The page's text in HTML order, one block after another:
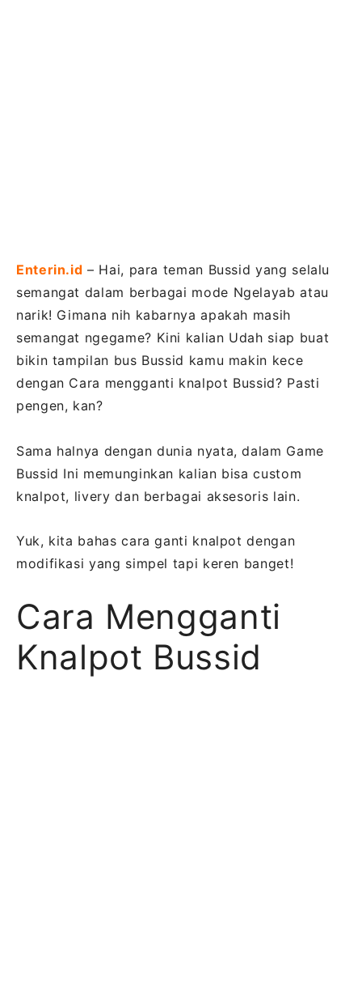
Enterin.id – Hai, para teman Bussid yang selalu
semangat dalam berbagai mode Ngelayab atau
narik! Gimana nih kabarnya apakah masih
semangat ngegame? Kini kalian Udah siap buat
bikin tampilan bus Bussid kamu makin kece
dengan Cara mengganti knalpot Bussid? Pasti
pengen, kan?
Sama halnya dengan dunia nyata, dalam Game
Bussid Ini memunginkan kalian bisa custom
knalpot, livery dan berbagai aksesoris lain.
Yuk, kita bahas cara ganti knalpot dengan
modifikasi yang simpel tapi keren banget!
Cara Mengganti
Knalpot Bussid